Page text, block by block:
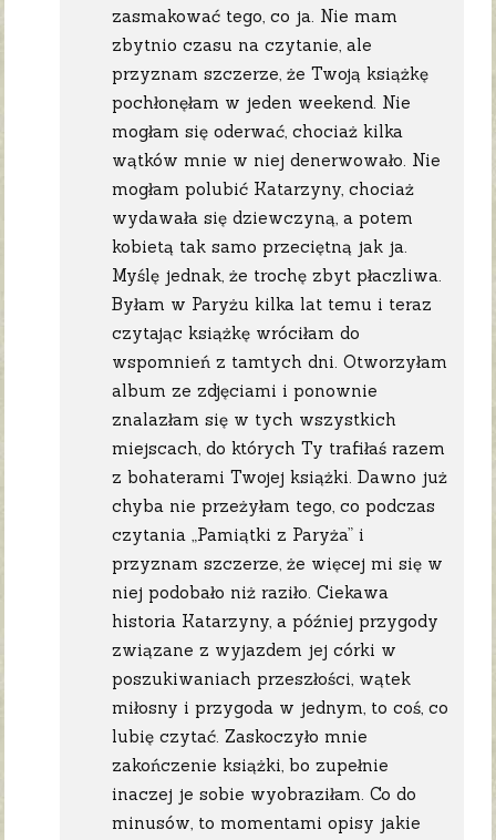
zasmakować tego, co ja. Nie mam
zbytnio czasu na czytanie, ale
przyznam szczerze, że Twoją książkę
pochłonęłam w jeden weekend. Nie
mogłam się oderwać, chociaż kilka
wątków mnie w niej denerwowało. Nie
mogłam polubić Katarzyny, chociaż
wydawała się dziewczyną, a potem
kobietą tak samo przeciętną jak ja.
Myślę jednak, że trochę zbyt płaczliwa.
Byłam w Paryżu kilka lat temu i teraz
czytając książkę wróciłam do
wspomnień z tamtych dni. Otworzyłam
album ze zdjęciami i ponownie
znalazłam się w tych wszystkich
miejscach, do których Ty trafiłaś razem
z bohaterami Twojej książki. Dawno już
chyba nie przeżyłam tego, co podczas
czytania „Pamiątki z Paryża” i
przyznam szczerze, że więcej mi się w
niej podobało niż raziło. Ciekawa
historia Katarzyny, a później przygody
związane z wyjazdem jej córki w
poszukiwaniach przeszłości, wątek
miłosny i przygoda w jednym, to coś, co
lubię czytać. Zaskoczyło mnie
zakończenie książki, bo zupełnie
inaczej je sobie wyobraziłam. Co do
minusów, to momentami opisy jakie